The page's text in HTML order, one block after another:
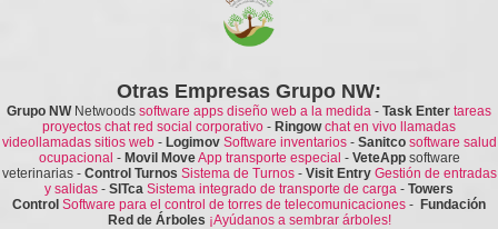
Otras Empresas Grupo NW:
Grupo NW Netwoods software apps diseño web a la medida - Task Enter tareas
proyectos chat red social corporativo - Ringowchat en vivo llamadas
videollamadas sitios web- Logimov Software inventarios- Sanitco software salud
ocupacional - Movil MoveApp transporte especial - VeteAppsoftware
veterinarias- Control Turnos Sistema de Turnos- Visit Entry Gestión de entradas
y salidas - SITca Sistema integrado de transporte de carga - Towers
Control Software para el control de torres de telecomunicaciones - Fundación
Red de Árboles ¡Ayúdanos a sembrar árboles!